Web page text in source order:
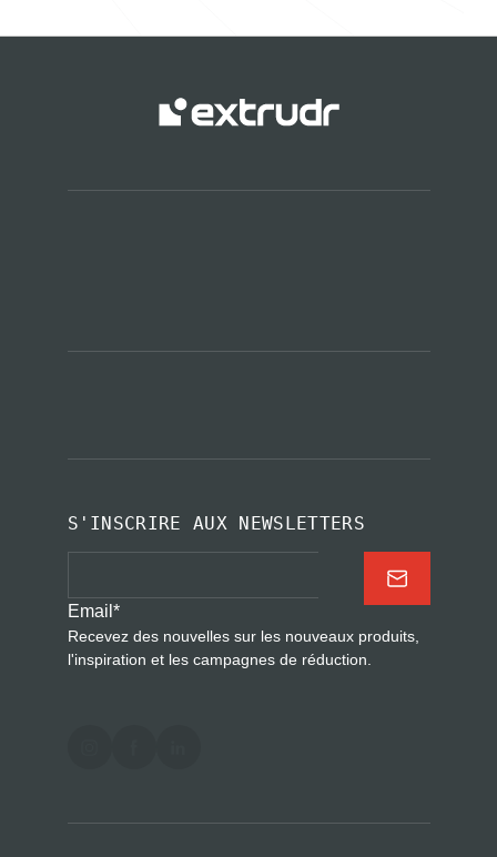
S'INSCRIRE AUX NEWSLETTERS
Email *
Recevez des nouvelles sur les nouveaux produits,
l'inspiration et les campagnes de réduction.